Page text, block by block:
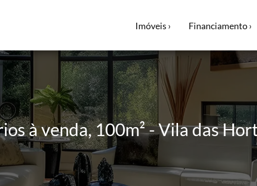
Imóveis › Financiamento ›
à venda, 100m² - Vila das